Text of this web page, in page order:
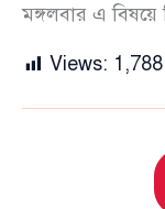
মঙ্গলবার এ বিষয়ে
Views: 1,788